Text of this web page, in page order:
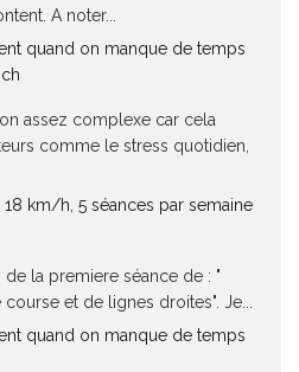
A noter...
quand on manque de temps
assez complexe car cela
comme le stress quotidien,
18 km/h, 5 séances par semaine
la premiere séance de : "
et de lignes droites". Je...
quand on manque de temps